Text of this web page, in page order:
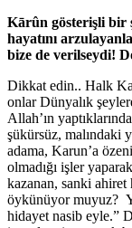
Kārûn gösterişli bir
hayatını
bize de verilseydi!
Dikkat edin.. Halk
onlar Dünyalık
Allah’ın
şükürsüz, malındaki
adama, Karun’a
olmadığı işler
kazanan, sanki ahiret
öykünüyor muyuz?
hidayet nasib eyle.”